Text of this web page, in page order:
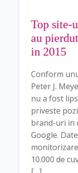
Top site-
au
in 2015
Conform
Peter J.
nu a fost
priveste
brand-uri in
Google.
10.000 de